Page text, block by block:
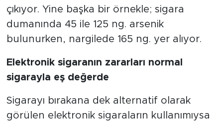
çıkıyor. Yine başka bir örnekle; sigara
dumanında 45 ile 125 ng. arsenik
bulunurken, nargilede 165 ng. yer alıyor.
Elektronik sigaranın zararları normal
sigarayla eş değerde
Sigarayı bırakana dek alternatif olarak
görülen elektronik sigaraların kullanımıysa